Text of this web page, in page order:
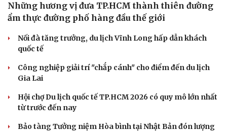
Những hương vị đưa TP.HCM thành thiên đường
ẩm thực đường phố hàng đầu thế giới
Nối đà tăng trưởng, du lịch Vĩnh Long hấp dẫn khách
quốc tế
Công nghiệp giải trí "chắp cánh" cho điểm đến du lịch
Gia Lai
Hội chợ Du lịch quốc tế TP.HCM 2026 có quy mô lớn nhất
từ trước đến nay
Bảo tàng Tưởng niệm Hòa bình tại Nhật Bản đón lượng